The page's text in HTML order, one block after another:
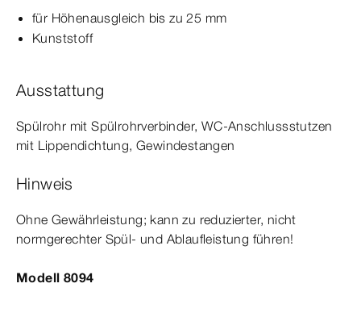
für Höhenausgleich bis zu 25 mm
Kunststoff
Ausstattung
Spülrohr mit Spülrohrverbinder, WC-​Anschlussstutzen
mit Lippendichtung, Gewinde­stangen
Hinweis
Ohne Gewährleistung; kann zu reduzierter, nicht
normgerechter Spül- und Ablaufleistung führen!
Modell 8094